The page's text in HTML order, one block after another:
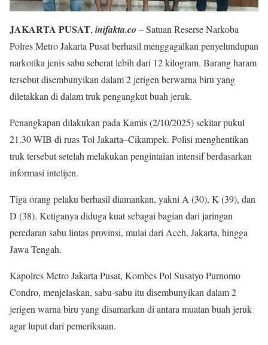
JAKARTA PUSAT, inifakta.co – Satuan Reserse Narkoba
Polres Metro Jakarta Pusat berhasil menggagalkan penyelundupan
narkotika jenis sabu seberat lebih dari 12 kilogram. Barang haram
tersebut disembunyikan dalam 2 jerigen berwarna biru yang
diletakkan di dalam truk pengangkut buah jeruk.
Penangkapan dilakukan pada Kamis (2/10/2025) sekitar pukul
21.30 WIB di ruas Tol Jakarta–Cikampek. Polisi menghentikan
truk tersebut setelah melakukan pengintaian intensif berdasarkan
informasi intelijen.
Tiga orang pelaku berhasil diamankan, yakni A (30), K (39), dan
D (38). Ketiganya diduga kuat sebagai bagian dari jaringan
peredaran sabu lintas provinsi, mulai dari Aceh, Jakarta, hingga
Jawa Tengah.
Kapolres Metro Jakarta Pusat, Kombes Pol Susatyo Purnomo
Condro, menjelaskan, sabu-sabu itu disembunyikan dalam 2
jerigen warna biru yang disamarkan di antara muatan buah jeruk
agar luput dari pemeriksaan.